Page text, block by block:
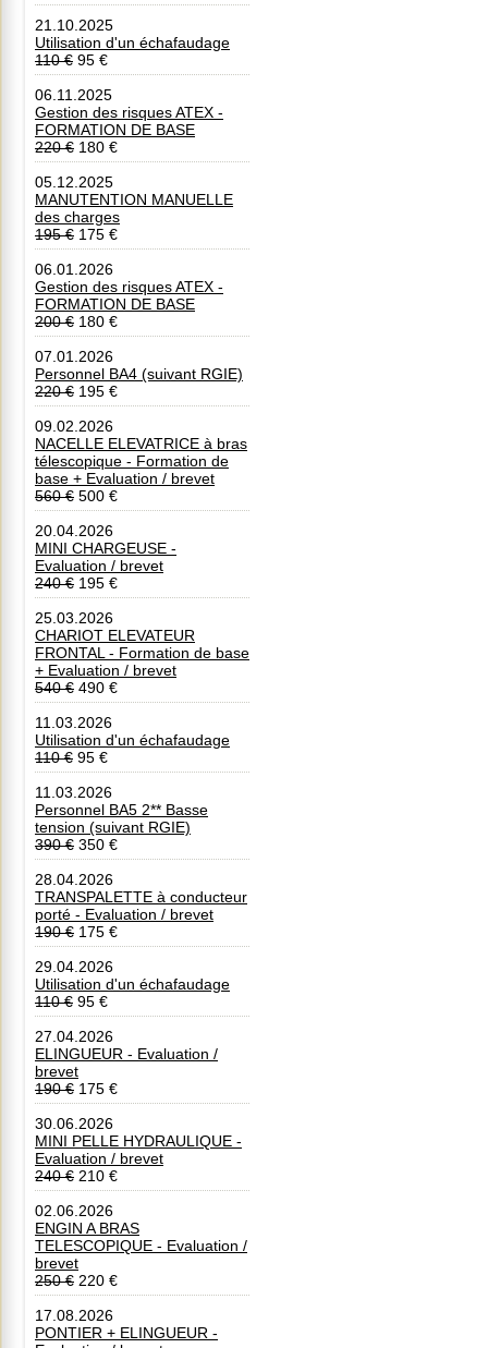
21.10.2025
Utilisation d'un échafaudage
110 € 95 €
06.11.2025
Gestion des risques ATEX -
FORMATION DE BASE
220 € 180 €
05.12.2025
MANUTENTION MANUELLE
des charges
195 € 175 €
06.01.2026
Gestion des risques ATEX -
FORMATION DE BASE
200 € 180 €
07.01.2026
Personnel BA4 (suivant RGIE)
220 € 195 €
09.02.2026
NACELLE ELEVATRICE à bras
télescopique - Formation de
base + Evaluation / brevet
560 € 500 €
20.04.2026
MINI CHARGEUSE -
Evaluation / brevet
240 € 195 €
25.03.2026
CHARIOT ELEVATEUR
FRONTAL - Formation de base
+ Evaluation / brevet
540 € 490 €
11.03.2026
Utilisation d'un échafaudage
110 € 95 €
11.03.2026
Personnel BA5 2** Basse
tension (suivant RGIE)
390 € 350 €
28.04.2026
TRANSPALETTE à conducteur
porté - Evaluation / brevet
190 € 175 €
29.04.2026
Utilisation d'un échafaudage
110 € 95 €
27.04.2026
ELINGUEUR - Evaluation /
brevet
190 € 175 €
30.06.2026
MINI PELLE HYDRAULIQUE -
Evaluation / brevet
240 € 210 €
02.06.2026
ENGIN A BRAS
TELESCOPIQUE - Evaluation /
brevet
250 € 220 €
17.08.2026
PONTIER + ELINGUEUR -